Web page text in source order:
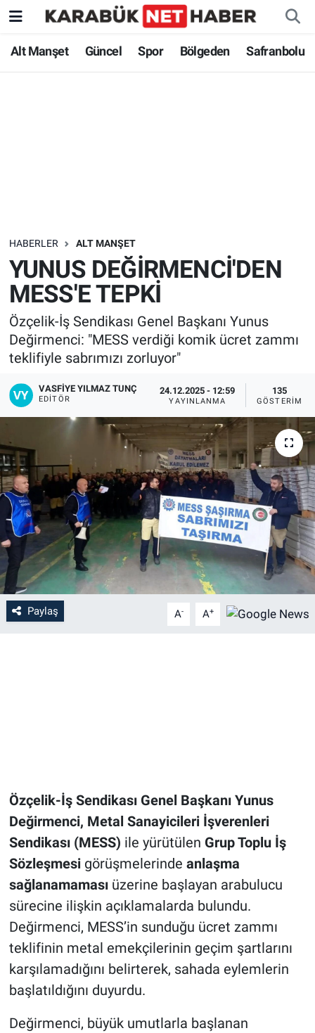
Alt Manşet Güncel Spor Bölgeden Safranbolu
HABERLER ALT MANŞET
YUNUS DEĞİRMENCİ'DEN
MESS'E TEPKİ
Özçelik-İş Sendikası Genel Başkanı Yunus
Değirmenci: "MESS verdiği komik ücret zammı
teklifiyle sabrımızı zorluyor"
VASFIYE YILMAZ TUNÇ
EDITÖR
24.12.2025 - 12:59
YAYINLANMA
135
GÖSTERIM
Paylaş A- A+
Özçelik-İş Sendikası Genel Başkanı Yunus
Değirmenci, Metal Sanayicileri İşverenleri
Sendikası (MESS) ile yürütülen Grup Toplu İş
Sözleşmesi görüşmelerinde anlaşma
sağlanamamasıüzerine başlayan arabulucu
sürecine ilişkin açıklamalarda bulundu.
Değirmenci, MESS’in sunduğu ücret zammı
teklifinin metal emekçilerinin geçim şartlarını
karşılamadığını belirterek, sahada eylemlerin
başlatıldığını duyurdu.
Değirmenci, büyük umutlarla başlanan